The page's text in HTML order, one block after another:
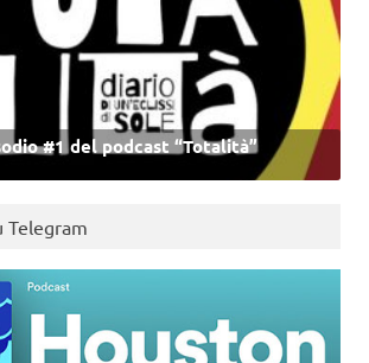
#1 del podcast “Totalità”
Telegram